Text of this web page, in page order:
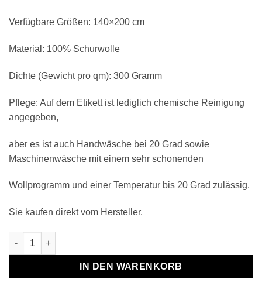
Verfügbare Größen: 140×200 cm
Material: 100% Schurwolle
Dichte (Gewicht pro qm): 300 Gramm
Pflege: Auf dem Etikett ist lediglich chemische Reinigung
angegeben,
aber es ist auch Handwäsche bei 20 Grad sowie
Maschinenwäsche mit einem sehr schonenden
Wollprogramm und einer Temperatur bis 20 Grad zulässig.
Sie kaufen direkt vom Hersteller.
Wollplaid & Wolldecke "Tirol DF" grau-dunkelrot Menge
IN DEN WARENKORB